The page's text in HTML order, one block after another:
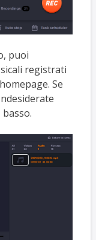
puoi
registrati
Se